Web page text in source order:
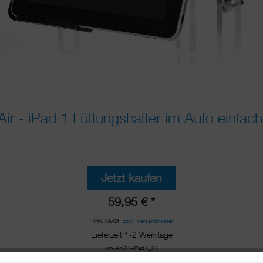
- iPad 1 Lüftungshalter im Auto
Jetzt kaufen
59,95 € *
* inkl. MwSt. zzgl. Versandkosten
Lieferzeit 1-2 Werktage
xm-Air-01-iPad1_01